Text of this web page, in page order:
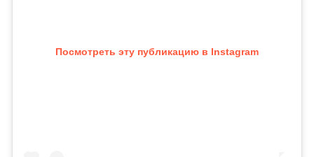
Посмотреть эту публикацию в Instagram